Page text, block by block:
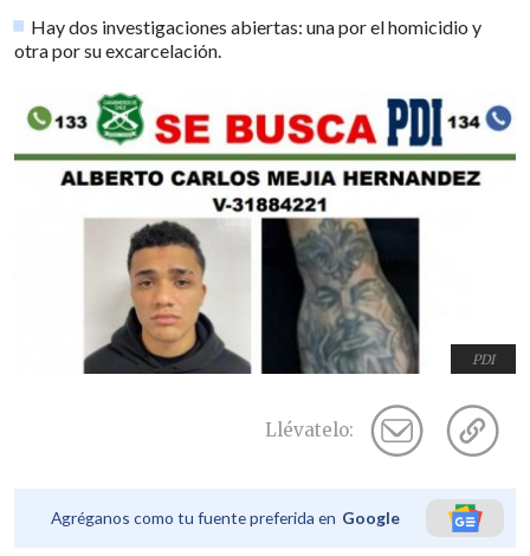
Hay dos investigaciones abiertas: una por el homicidio y
otra por su excarcelación.
PDI
Llévatelo:
Agréganos como tu fuente preferida en Google